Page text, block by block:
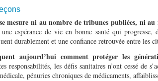
mesure ni au nombre de tribunes publiées, ni au
espérance de vie en bonne santé qui progresse,
durablement et une confiance retrouvée entre les
aujourd’hui comment protéger les
responsabilités, les défis sanitaires n’ont cessé de
pénuries chroniques de médicaments,